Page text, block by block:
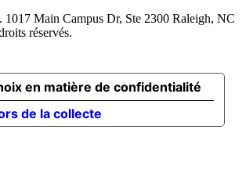
Main Campus Dr, Ste 2300 Raleigh, NC
réservés.
de la collecte
en matière de confidentialité